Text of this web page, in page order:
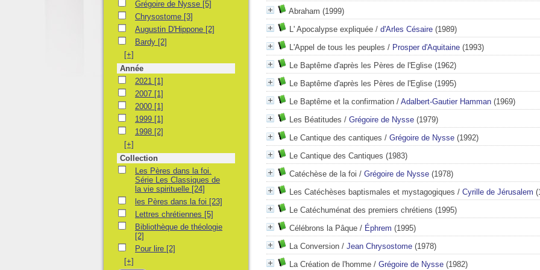
Abraham (1999)
L' Apocalypse expliquée / d'Arles Césaire (1989)
L'Appel de tous les peuples / Prosper d'Aquitaine (1993)
Le Baptême d'après les Pères de l'Eglise (1962)
Le Baptême d'après les Pères de l'Eglise (1995)
Le Baptême et la confirmation / Adalbert-Gautier Hamman (1969)
Les Béatitudes / Grégoire de Nysse (1979)
Le Cantique des cantiques / Grégoire de Nysse (1992)
Le Cantique des Cantiques (1983)
Catéchèse de la foi / Grégoire de Nysse (1978)
Les Catéchèses baptismales et mystagogiques / Cyrille de Jérusalem
Le Catéchuménat des premiers chrétiens (1995)
Célébrons la Pâque / Éphrem (1995)
La Conversion / Jean Chrysostome (1978)
La Création de l'homme / Grégoire de Nysse (1982)
Grégoire de Nysse
Grégoire de Nysse [5]
Chrysostome
Chrysostome [3]
Augustin D'Hippone
Augustin D'Hippone [2]
BardyBardy [2]
[+]
Année
2021 2021 [1]
2007 2007 [1]
2000 2000 [1]
1999 1999 [1]
1998 1998 [2]
[+]
Collection
Les Pères dans la foi. Série Les Classiques de la vie spirituelle
Les Pères dans la foi.
Série Les Classiques de
la vie spirituelle [24]
les Pères dans la foi
les Pères dans la foi [23]
Lettres chrétiennes
Lettres chrétiennes [5]
Bibliothèque de théologie
Bibliothèque de théologie
[2]
Pour lirePour lire [2]
[+]